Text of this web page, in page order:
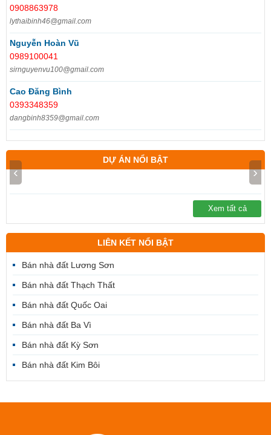
0908863978
lythaibinh46@gmail.com
Nguyễn Hoàn Vũ
0989100041
sirnguyenvu100@gmail.com
Cao Đăng Bình
0393348359
dangbinh8359@gmail.com
DỰ ÁN NỔI BẬT
‹ ›
Xem tất cả
LIÊN KẾT NỔI BẬT
Bán nhà đất Lương Sơn
Bán nhà đất Thạch Thất
Bán nhà đất Quốc Oai
Bán nhà đất Ba Vì
Bán nhà đất Kỳ Sơn
Bán nhà đất Kim Bôi